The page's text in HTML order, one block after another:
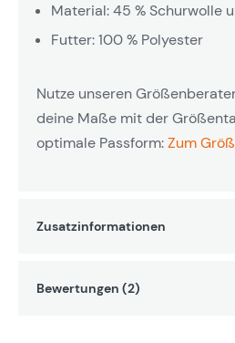
Material: 45 % Schurwolle
Futter: 100 % Polyester
Nutze unseren
deine Maße mit der
optimale Passform:Zum
Zusatzinformationen
Bewertungen (2)